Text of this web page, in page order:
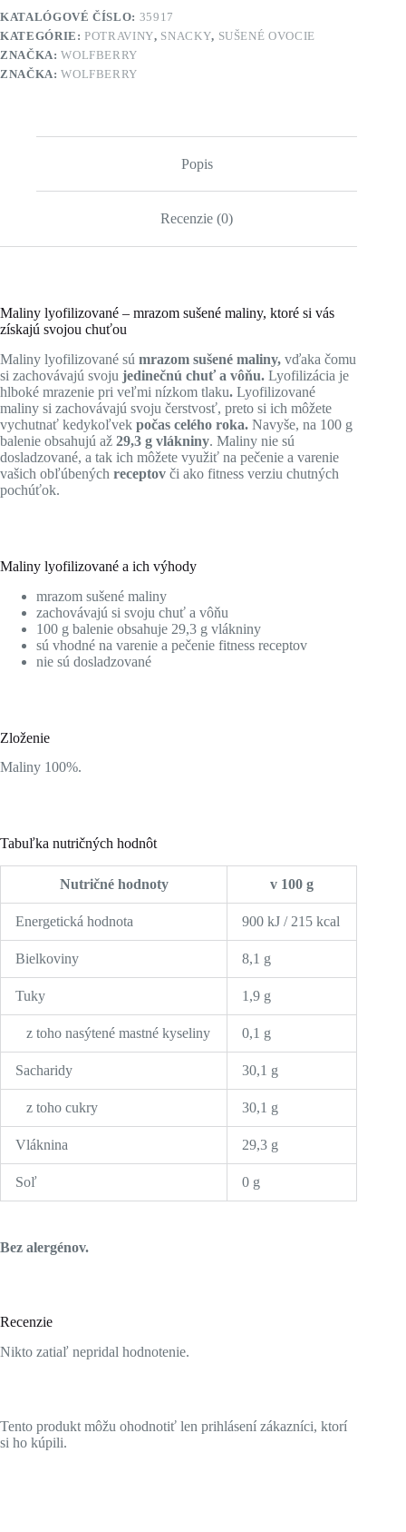
KATALÓGOVÉ ČÍSLO: 35917
KATEGÓRIE:POTRAVINY, SNACKY, SUŠENÉ OVOCIE
ZNAČKA:WOLFBERRY
ZNAČKA:WOLFBERRY
Popis
Recenzie (0)
Maliny lyofilizované – mrazom sušené maliny, ktoré si vás
získajú svojou chuťou
Maliny lyofilizované sú mrazom sušené maliny, vďaka čomu
si zachovávajú svoju jedinečnú chuť a vôňu. Lyofilizácia je
hlboké mrazenie pri veľmi nízkom tlaku. Lyofilizované
maliny si zachovávajú svoju čerstvosť, preto si ich môžete
vychutnať kedykoľvek počas celého roka. Navyše, na 100 g
balenie obsahujú až 29,3 g vlákniny. Maliny nie sú
dosladzované, a tak ich môžete využiť na pečenie a varenie
vašich obľúbených receptov či ako fitness verziu chutných
pochúťok.
Maliny lyofilizované a ich výhody
mrazom sušené maliny
zachovávajú si svoju chuť a vôňu
100 g balenie obsahuje 29,3 g vlákniny
sú vhodné na varenie a pečenie fitness receptov
nie sú dosladzované
Zloženie
Maliny 100%.
Tabuľka nutričných hodnôt
Nutričné hodnoty v 100 g
Energetická hodnota 900 kJ / 215 kcal
Bielkoviny 8,1 g
Tuky 1,9 g
z toho nasýtené mastné kyseliny 0,1 g
Sacharidy 30,1 g
z toho cukry 30,1 g
Vláknina 29,3 g
Soľ 0 g
Bez alergénov.
Recenzie
Nikto zatiaľ nepridal hodnotenie.
Tento produkt môžu ohodnotiť len prihlásení zákazníci, ktorí
si ho kúpili.